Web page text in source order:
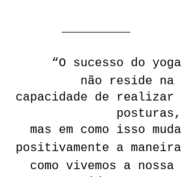
“O sucesso do yoga
não reside na
capacidade de realizar
posturas,
mas em como isso muda
positivamente a maneira
como vivemos a nossa